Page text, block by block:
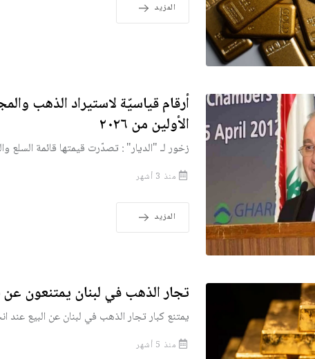
المزيد
أرقام قياسيّة لاستيراد الذهب
الأولين من ٢٠٢٦
زخور لـ "الديار" : تصدّرت قيمتها قائمة السلع والبضائع
منذ 3 أشهر
المزيد
تجار الذهب في لبنان يمتنعون عن بيعه..
يمتنع كبار تجار الذهب في لبنان عن البيع
منذ 5 أشهر